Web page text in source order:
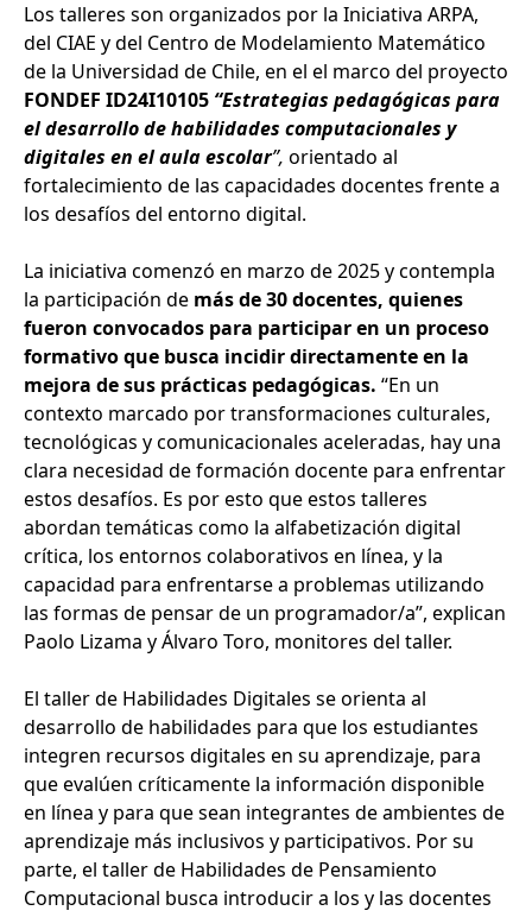
Los talleres son organizados por la Iniciativa ARPA,
del CIAE y del Centro de Modelamiento Matemático
de la Universidad de Chile, en el el marco del proyecto
FONDEF ID24I10105 “Estrategias pedagógicas para
el desarrollo de habilidades computacionales y
digitales en el aula escolar”, orientado al
fortalecimiento de las capacidades docentes frente a
los desafíos del entorno digital.
La iniciativa comenzó en marzo de 2025 y contempla
la participación de más de 30 docentes, quienes
fueron convocados para participar en un proceso
formativo que busca incidir directamente en la
mejora de sus prácticas pedagógicas. “En un
contexto marcado por transformaciones culturales,
tecnológicas y comunicacionales aceleradas, hay una
clara necesidad de formación docente para enfrentar
estos desafíos. Es por esto que estos talleres
abordan temáticas como la alfabetización digital
crítica, los entornos colaborativos en línea, y la
capacidad para enfrentarse a problemas utilizando
las formas de pensar de un programador/a”, explican
Paolo Lizama y Álvaro Toro, monitores del taller.
El taller de Habilidades Digitales se orienta al
desarrollo de habilidades para que los estudiantes
integren recursos digitales en su aprendizaje, para
que evalúen críticamente la información disponible
en línea y para que sean integrantes de ambientes de
aprendizaje más inclusivos y participativos. Por su
parte, el taller de Habilidades de Pensamiento
Computacional busca introducir a los y las docentes